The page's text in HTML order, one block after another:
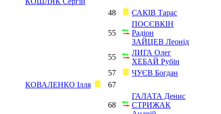
48 САКІВ Тарас
55
ПОСЄВКІН
Радіон
ЗАЙЦЕВ Леонід
55
ЛИГА Олег
ХЕБАЙ Рубін
57
ЧУЄВ Богдан
КОВАЛЕНКО Ілля
67
68
ГАЛАТА Денис
СТРИЖАК